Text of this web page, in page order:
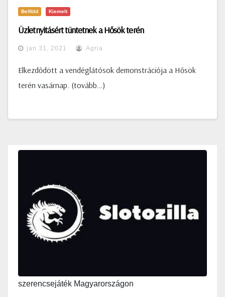
Belföld Kiemelt
Üzletnyitásért tüntetnek a Hősök terén
jan 31, 2021 Agria
Elkezdődött a vendéglátósok demonstrációja a Hősök
terén vasárnap. (tovább…)
szerencsejáték Magyarországon